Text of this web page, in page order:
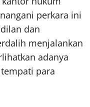
perkara ini
dan
menjalankan
adanya
para